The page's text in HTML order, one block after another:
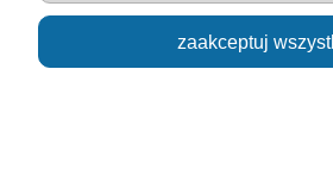
powiadom o
zaakceptuj